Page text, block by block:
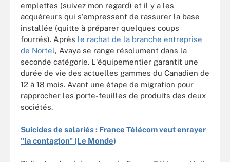
emplettes (suivez mon regard) et il y a les
acquéreurs qui s'empressent de rassurer la base
installée (quitte à préparer quelques coups
fourrés). Après le rachat de la branche entreprise
de Nortel, Avaya se range résolument dans la
seconde catégorie. L'équipementier garantit une
durée de vie des actuelles gammes du Canadien de
12 à 18 mois. Avant une étape de migration pour
rapprocher les porte-feuilles de produits des deux
sociétés.
Suicides de salariés : France Télécom veut enrayer
"la contagion" (Le Monde)